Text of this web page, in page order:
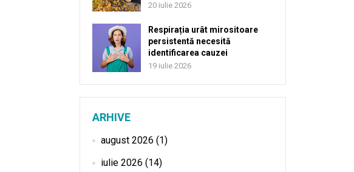
20 iulie 2026
Respirația urât mirositoare
persistentă necesită
identificarea cauzei
19 iulie 2026
ARHIVE
august 2026 (1)
iulie 2026 (14)